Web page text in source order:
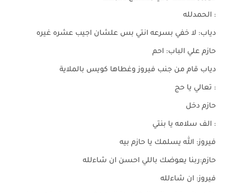
: الحمدلله
دياب: لا خفي بسرعه انتي بس علشان اجيب عشره غيره
حازم علي الباب: احم
دياب قام من جنب فيروز وغطاها كويس بالملاية
: تعالي يا حج
حازم دخل
: الف سلامه يا بنتي
فيروز: الله يسلمك يا حازم بيه
حازم:ربنا يعوضك باللي احسن ان شاءلله
فيروز: ان شاءلله